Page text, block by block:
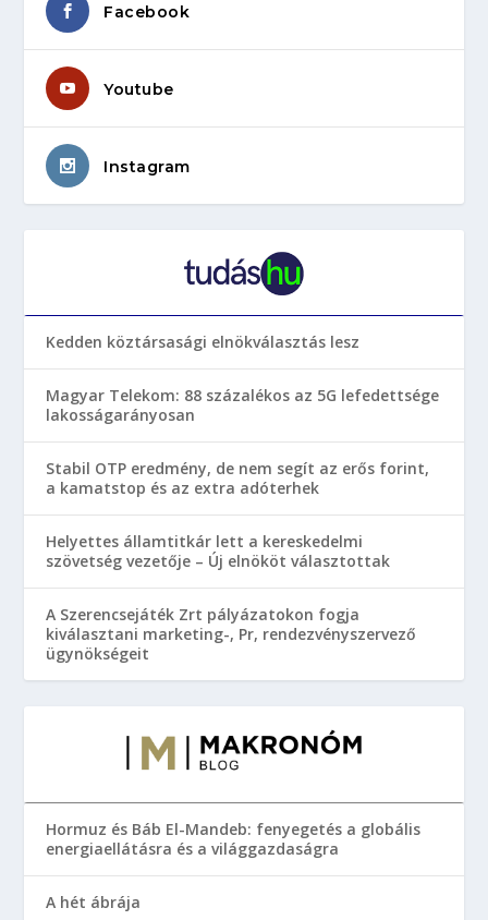
Facebook
Youtube
Instagram
Kedden köztársasági elnökválasztás lesz
Magyar Telekom: 88 százalékos az 5G lefedettsége
lakosságarányosan
Stabil OTP eredmény, de nem segít az erős forint,
a kamatstop és az extra adóterhek
Helyettes államtitkár lett a kereskedelmi
szövetség vezetője – Új elnököt választottak
A Szerencsejáték Zrt pályázatokon fogja
kiválasztani marketing-, Pr, rendezvényszervező
ügynökségeit
Hormuz és Báb El-Mandeb: fenyegetés a globális
energiaellátásra és a világgazdaságra
A hét ábrája